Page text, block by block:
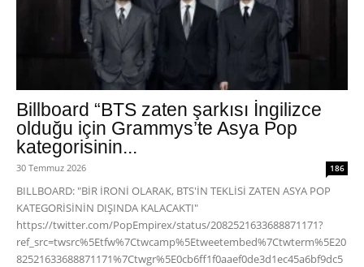
Billboard “BTS zaten şarkısı İngilizce
olduğu için Grammys’te Asya Pop
kategorisinin...
30 Temmuz 2026 186
BILLBOARD: "BİR İRONİ OLARAK, BTS'İN TEKLİSİ ZATEN ASYA POP
KATEGORİSİNİN DIŞINDA KALACAKTI"
https://twitter.com/PopEmpirex/status/2082521633688871171?
ref_src=twsrc%5Etfw%7Ctwcamp%5Etweetembed%7Ctwterm%5E20
82521633688871171%7Ctwgr%5E0cb6ff1f0aaef0de3d1ec45a6bf9dc5